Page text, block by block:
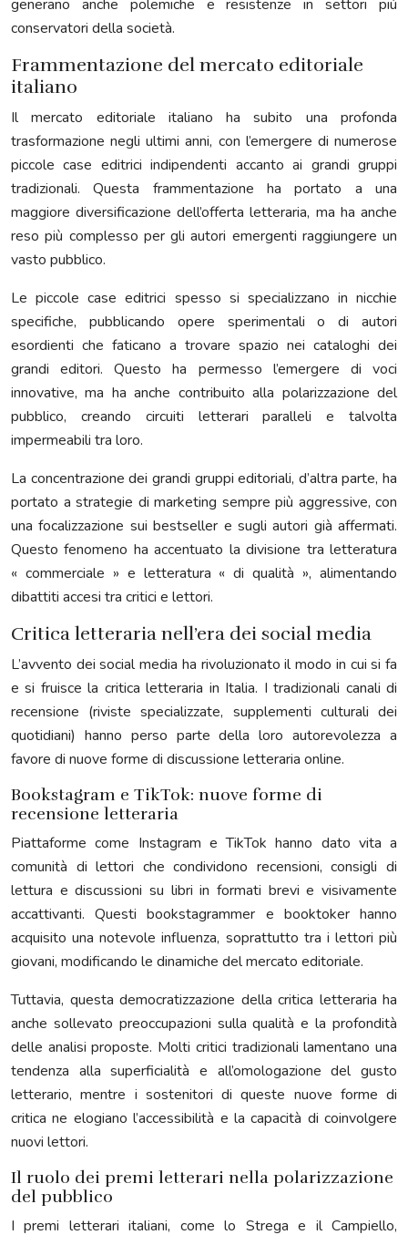
generano anche polemiche e resistenze in settori più
conservatori della società.
Frammentazione del mercato editoriale
italiano
Il mercato editoriale italiano ha subito una profonda
trasformazione negli ultimi anni, con l’emergere di numerose
piccole case editrici indipendenti accanto ai grandi gruppi
tradizionali. Questa frammentazione ha portato a una
maggiore diversificazione dell’offerta letteraria, ma ha anche
reso più complesso per gli autori emergenti raggiungere un
vasto pubblico.
Le piccole case editrici spesso si specializzano in nicchie
specifiche, pubblicando opere sperimentali o di autori
esordienti che faticano a trovare spazio nei cataloghi dei
grandi editori. Questo ha permesso l’emergere di voci
innovative, ma ha anche contribuito alla polarizzazione del
pubblico, creando circuiti letterari paralleli e talvolta
impermeabili tra loro.
La concentrazione dei grandi gruppi editoriali, d’altra parte, ha
portato a strategie di marketing sempre più aggressive, con
una focalizzazione sui bestseller e sugli autori già affermati.
Questo fenomeno ha accentuato la divisione tra letteratura
« commerciale » e letteratura « di qualità », alimentando
dibattiti accesi tra critici e lettori.
Critica letteraria nell’era dei social media
L’avvento dei social media ha rivoluzionato il modo in cui si fa
e si fruisce la critica letteraria in Italia. I tradizionali canali di
recensione (riviste specializzate, supplementi culturali dei
quotidiani) hanno perso parte della loro autorevolezza a
favore di nuove forme di discussione letteraria online.
Bookstagram e TikTok: nuove forme di
recensione letteraria
Piattaforme come Instagram e TikTok hanno dato vita a
comunità di lettori che condividono recensioni, consigli di
lettura e discussioni su libri in formati brevi e visivamente
accattivanti. Questi bookstagrammer e booktoker hanno
acquisito una notevole influenza, soprattutto tra i lettori più
giovani, modificando le dinamiche del mercato editoriale.
Tuttavia, questa democratizzazione della critica letteraria ha
anche sollevato preoccupazioni sulla qualità e la profondità
delle analisi proposte. Molti critici tradizionali lamentano una
tendenza alla superficialità e all’omologazione del gusto
letterario, mentre i sostenitori di queste nuove forme di
critica ne elogiano l’accessibilità e la capacità di coinvolgere
nuovi lettori.
Il ruolo dei premi letterari nella polarizzazione
del pubblico
I premi letterari italiani, come lo Strega e il Campiello,